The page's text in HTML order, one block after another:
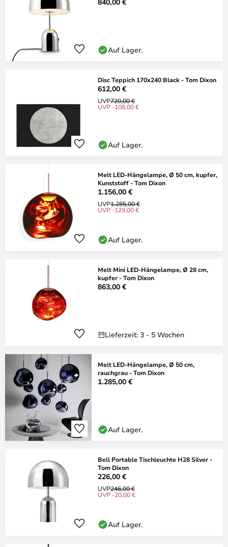
Auf Lager.
Disc Teppich 170x240 Black - Tom Dixon
612,00 €
UVP720,00 €
UVP -108,00 €
Auf Lager.
Melt LED-Hängelampe, Ø 50 cm, kupfer,
Kunststoff - Tom Dixon
1.156,00 €
UVP1.285,00 €
UVP -129,00 €
Auf Lager.
Melt Mini LED-Hängelampe, Ø 28 cm,
kupfer - Tom Dixon
863,00 €
Lieferzeit: 3 - 5 Wochen
Melt LED-Hängelampe, Ø 50 cm,
rauchgrau - Tom Dixon
1.285,00 €
Auf Lager.
Bell Portable Tischleuchte H28 Silver -
Tom Dixon
226,00 €
UVP246,00 €
UVP -20,00 €
Auf Lager.